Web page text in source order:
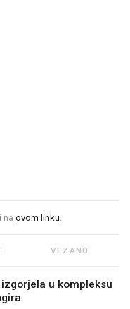
na ovom linku.
VEZANO
izgorjela u kompleksu